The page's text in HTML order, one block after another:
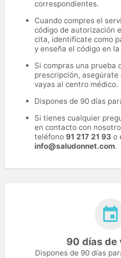
correspondientes.
Cuando compres el
código de autorización
cita, identifícate como
y enseña el código en
Si compras una prueba
prescripción,
vayas al centro médico.
Dispones de 90 días
Si tienes cualquier
en contacto con
teléfono 91 217 21 93 o
info@saludonnet.com.
90 días de
Dispones de 90 días